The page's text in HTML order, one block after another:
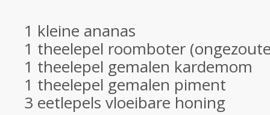
1 kleine ananas
1 theelepel roomboter
1 theelepel gemalen kardemom
1 theelepel gemalen piment
3 eetlepels vloeibare honing